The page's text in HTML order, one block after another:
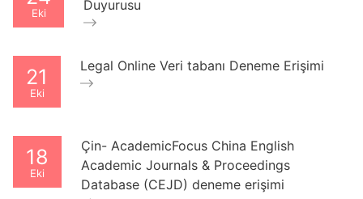
Eki
Duyurusu
21
Eki
Legal Online Veri tabanı Deneme Erişimi
18
Eki
Çin- AcademicFocus China English
Academic Journals & Proceedings
Database (CEJD) deneme erişimi